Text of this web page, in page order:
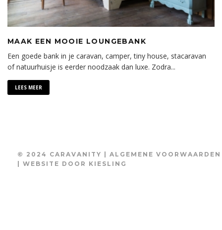
MAAK EEN MOOIE LOUNGEBANK
Een goede bank in je caravan, camper, tiny house, stacaravan
of natuurhuisje is eerder noodzaak dan luxe. Zodra...
LEES MEER
© 2024 CARAVANITY | ALGEMENE VOORWAARDEN
| WEBSITE DOOR KIESLING